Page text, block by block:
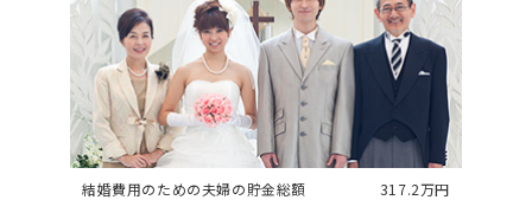
結婚費用のための夫婦の貯金総額 317.2万円